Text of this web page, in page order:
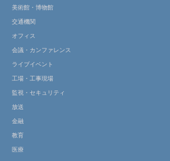
美術館・博物館
交通機関
オフィス
会議・カンファレンス
ライブイベント
工場・工事現場
監視・セキュリティ
放送
金融
教育
医療